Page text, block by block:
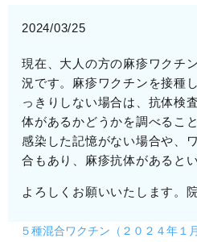
2024/03/25
現在、大人の方の麻疹ワクチ
況です。麻疹ワクチンを接種
っきりしない場合は、抗体検
体があるかどうかを調べるこ
感染した記憶がない場合や、
合もあり、麻疹抗体があると
よろしくお願いいたします。院
５種混合ワクチン（２０２４年１